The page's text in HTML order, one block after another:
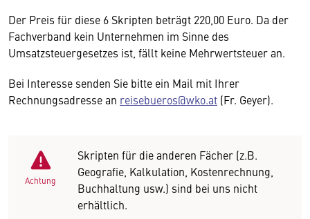
Der Preis für diese 6 Skripten beträgt 220,00 Euro. Da der
Fachverband kein Unternehmen im Sinne des
Umsatzsteuergesetzes ist, fällt keine Mehrwertsteuer an.
Bei Interesse senden Sie bitte ein Mail mit Ihrer
Rechnungsadresse an reisebueros@wko.at (Fr. Geyer).
Achtung
Skripten für die anderen Fächer (z.B.
Geografie, Kalkulation, Kostenrechnung,
Buchhaltung usw.) sind bei uns nicht
erhältlich.